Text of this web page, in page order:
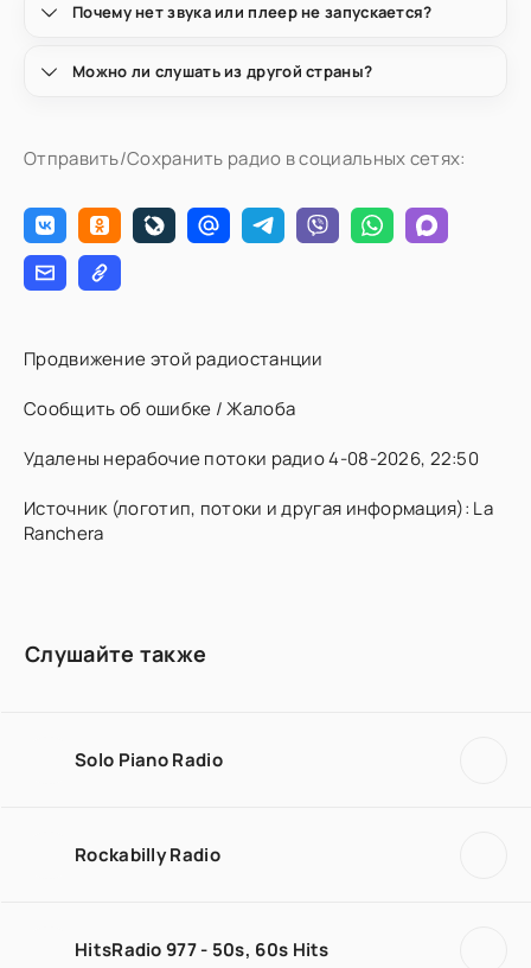
Почему нет звука или плеер не запускается?
Можно ли слушать из другой страны?
Отправить/Сохранить радио в социальных сетях:
Продвижение этой радиостанции
Сообщить об ошибке / Жалоба
Удалены нерабочие потоки радио 4-08-2026, 22:50
Источник (логотип, потоки и другая информация): La
Ranchera
Слушайте также
Solo Piano Radio
Rockabilly Radio
HitsRadio 977 - 50s, 60s Hits